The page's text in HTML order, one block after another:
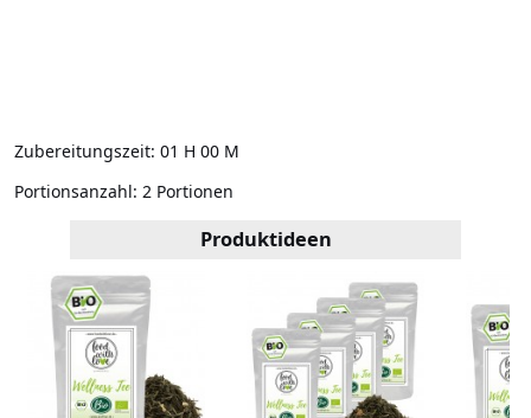
Zubereitungszeit: 01 H 00 M
Portionsanzahl: 2 Portionen
Produktideen